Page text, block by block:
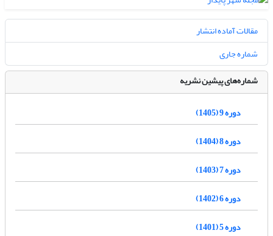
مقالات آماده انتشار
شماره جاری
شماره‌های پیشین نشریه
دوره 9 (1405)
دوره 8 (1404)
دوره 7 (1403)
دوره 6 (1402)
دوره 5 (1401)